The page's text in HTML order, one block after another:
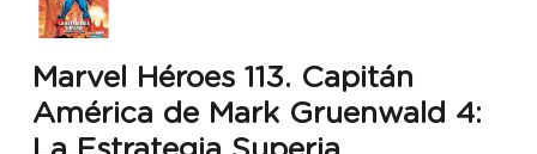
Marvel Héroes 113. Capitán
América de Mark Gruenwald 4: